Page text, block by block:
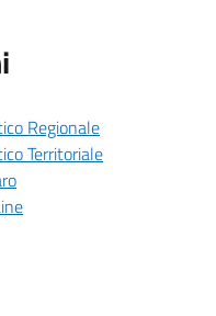
Regionale
Territoriale